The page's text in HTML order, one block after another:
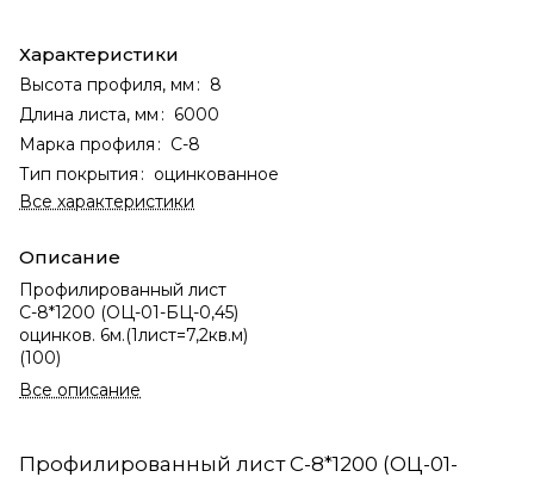
Характеристики
Высота профиля, мм : 8
Длина листа, мм : 6000
Марка профиля : С-8
Тип покрытия : оцинкованное
Все характеристики
Описание
Профилированный лист
С-8*1200 (ОЦ-01-БЦ-0,45)
оцинков. 6м.(1лист=7,2кв.м)
(100)
Все описание
Профилированный лист С-8*1200 (ОЦ-01-